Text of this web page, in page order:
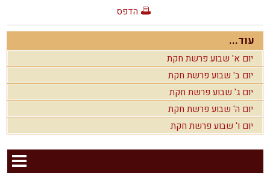
הדפס
עוד...
יום א' שבוע פרשת חקת
יום ב' שבוע פרשת חקת
יום ג' שבוע פרשת חקת
יום ה' שבוע פרשת חקת
יום ו' שבוע פרשת חקת